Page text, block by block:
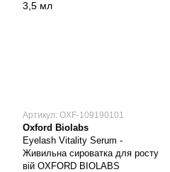
Артикул: OXF-109190101
Oxford Biolabs
Eyelash Vitality Serum -
Живильна сироватка для росту
вій OXFORD BIOLABS